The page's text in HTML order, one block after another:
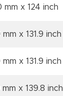
mm x 124 inch
mm x 131.9 inch
mm x 131.9 inch
x 139.8 inch